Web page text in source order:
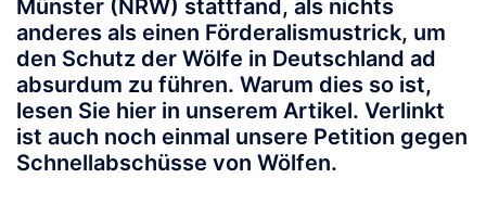
Münster (NRW) stattfand, als nichts
anderes als einen Förderalismustrick, um
den Schutz der Wölfe in Deutschland ad
absurdum zu führen. Warum dies so ist,
lesen Sie hier in unserem Artikel. Verlinkt
ist auch noch einmal unsere Petition gegen
Schnellabschüsse von Wölfen.